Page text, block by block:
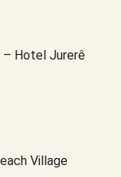
– Hotel Jurerê
Village